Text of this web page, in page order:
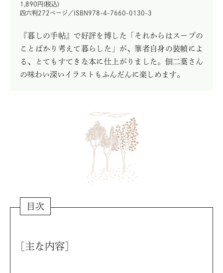
1,890円(税込)
四六判272ページ／ISBN978-4-7660-0130-3
『暮しの手帖』で好評を博した「それからはスープの
ことばかり考えて暮らした」が、筆者自身の装幀によ
る、とてもすてきな本に仕上がりました。佃二葉さん
の味わい深いイラストもふんだんに楽しめます。
目次
[主な内容]